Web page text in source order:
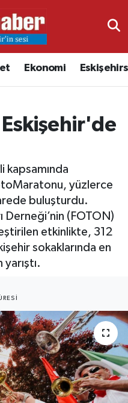
Ekonomi
kapsamında
yüzlerce
buluşturdu.
(FOTON)
etkinlikte, 312
sokaklarında en
ve Fikstür